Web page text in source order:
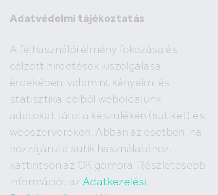
Adatvédelmi tájékoztatás
A felhasználói élmény fokozása és
célzott hirdetések kiszolgálása
érdekében, valamint kényelmi és
statisztikai célból weboldalunk
adatokat tárol a készülékén (sütiket) és
webszervereken. Abban az esetben, ha
hozzájárul a sütik használatához,
kattintson az OK gombra. Részletesebb
információt az Adatkezelési
A megadott ingatlan már nem
szerepel az adatbázisunkban!
Hasonló ingatlanok: